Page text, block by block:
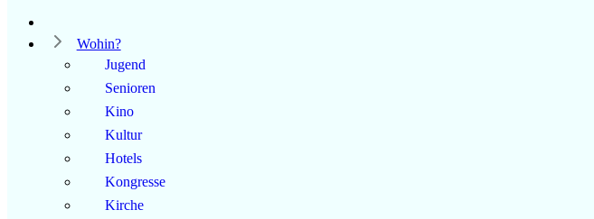
Wohin?
Jugend
Senioren
Kino
Kultur
Hotels
Kongresse
Kirche